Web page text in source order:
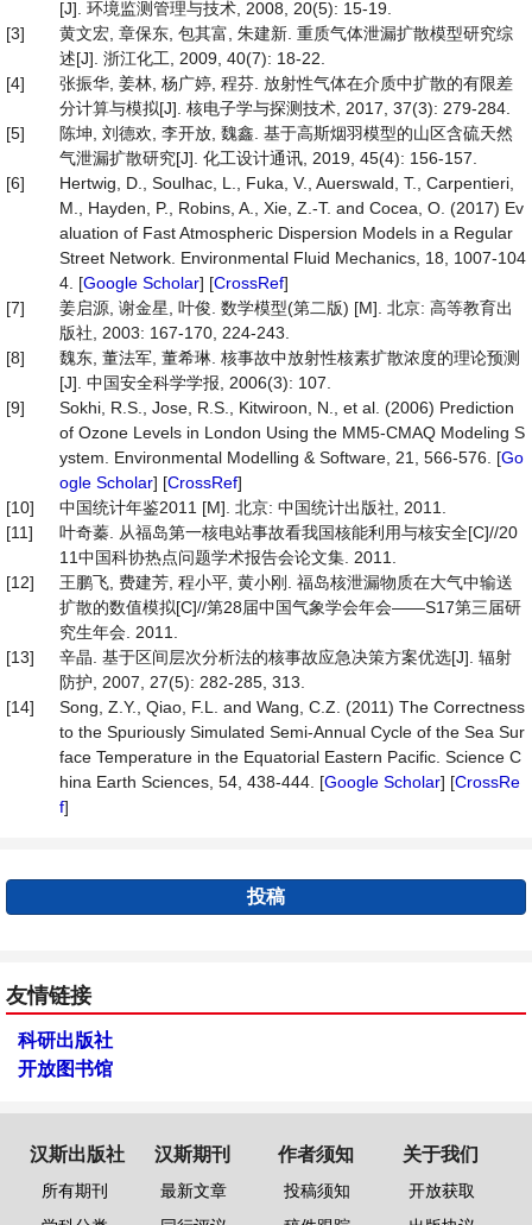
[J]. 环境监测管理与技术, 2008, 20(5): 15-19.
[3]
黄文宏, 章保东, 包其富, 朱建新. 重质气体泄漏扩散模型研究综
述[J]. 浙江化工, 2009, 40(7): 18-22.
[4]
张振华, 姜林, 杨广婷, 程芬. 放射性气体在介质中扩散的有限差
分计算与模拟[J]. 核电子学与探测技术, 2017, 37(3): 279-284.
[5]
陈坤, 刘德欢, 李开放, 魏鑫. 基于高斯烟羽模型的山区含硫天然
气泄漏扩散研究[J]. 化工设计通讯, 2019, 45(4): 156-157.
[6]
Hertwig, D., Soulhac, L., Fuka, V., Auerswald, T., Carpentieri,
M., Hayden, P., Robins, A., Xie, Z.-T. and Cocea, O. (2017) Ev
aluation of Fast Atmospheric Dispersion Models in a Regular
Street Network. Environmental Fluid Mechanics, 18, 1007-104
4. [Google Scholar] [CrossRef]
[7]
姜启源, 谢金星, 叶俊. 数学模型(第二版) [M]. 北京: 高等教育出
版社, 2003: 167-170, 224-243.
[8]
魏东, 董法军, 董希琳. 核事故中放射性核素扩散浓度的理论预测
[J]. 中国安全科学学报, 2006(3): 107.
[9]
Sokhi, R.S., Jose, R.S., Kitwiroon, N., et al. (2006) Prediction
of Ozone Levels in London Using the MM5-CMAQ Modeling S
ystem. Environmental Modelling & Software, 21, 566-576. [Go
ogle Scholar] [CrossRef]
[10]
中国统计年鉴2011 [M]. 北京: 中国统计出版社, 2011.
[11]
叶奇蓁. 从福岛第一核电站事故看我国核能利用与核安全[C]//20
11中国科协热点问题学术报告会论文集. 2011.
[12]
王鹏飞, 费建芳, 程小平, 黄小刚. 福岛核泄漏物质在大气中输送
扩散的数值模拟[C]//第28届中国气象学会年会——S17第三届研
究生年会. 2011.
[13]
辛晶. 基于区间层次分析法的核事故应急决策方案优选[J]. 辐射
防护, 2007, 27(5): 282-285, 313.
[14]
Song, Z.Y., Qiao, F.L. and Wang, C.Z. (2011) The Correctness
to the Spuriously Simulated Semi-Annual Cycle of the Sea Sur
face Temperature in the Equatorial Eastern Pacific. Science C
hina Earth Sciences, 54, 438-444. [Google Scholar] [CrossRe
f]
投稿
友情链接
科研出版社
开放图书馆
汉斯出版社
所有期刊
汉斯期刊
最新文章
作者须知
投稿须知
关于我们
开放获取